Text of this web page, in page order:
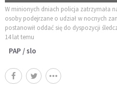
W minionych dniach policja zatrzymała
osoby podejrzane o udział w nocnych
postanowił oddać się do dyspozycji
14 lat temu
PAP / slo